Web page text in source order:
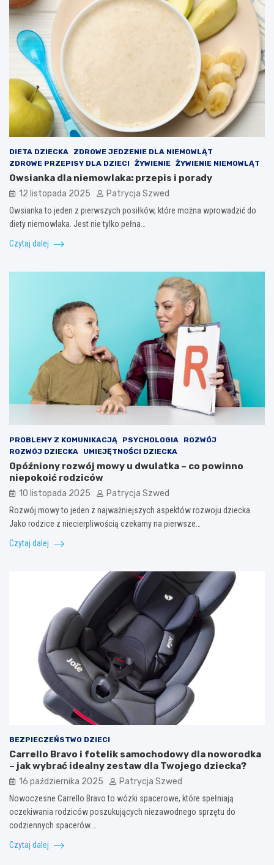
DIETA DZIECKA
ZDROWE JEDZENIE DLA NIEMOWLĄT
ZDROWE PRZEPISY DLA DZIECI
ŻYWIENIE ŻYWIENIE NIEMOWLĄT
Owsianka dla niemowlaka: przepis i porady
12 listopada 2025 Patrycja Szwed
Owsianka to jeden z pierwszych posiłków, które można wprowadzić do
diety niemowlaka. Jest nie tylko pełna…
Czytaj dalej
PROBLEMY Z KOMUNIKACJĄ PSYCHOLOGIA
ROZWÓJ
ROZWÓJ DZIECKA
UMIEJĘTNOŚCI DZIECKA
Opóźniony rozwój mowy u dwulatka – co powinno
niepokoić rodziców
10 listopada 2025 Patrycja Szwed
Rozwój mowy to jeden z najważniejszych aspektów rozwoju dziecka.
Jako rodzice z niecierpliwością czekamy na pierwsze…
Czytaj dalej
BEZPIECZEŃSTWO DZIECI
Carrello Bravo i fotelik samochodowy dla noworodka
– jak wybrać idealny zestaw dla Twojego dziecka?
16 października 2025 Patrycja Szwed
Nowoczesne Carrello Bravo to wózki spacerowe, które spełniają
oczekiwania rodziców poszukujących niezawodnego sprzętu do
codziennych spacerów.…
Czytaj dalej